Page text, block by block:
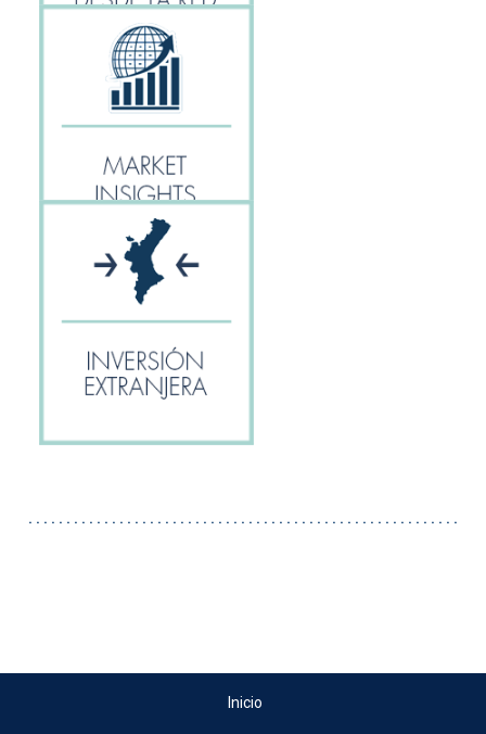
. . . . . . . . . . . . . . . . . . . . . . . . . . . . . . . . . . . . . . . . . . . . . . . . . . . . . . . . .
Inicio